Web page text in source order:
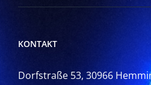
KONTAKT
Dorfstraße 53, 30966